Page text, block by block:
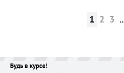
1 2 3
Будь в курсе!